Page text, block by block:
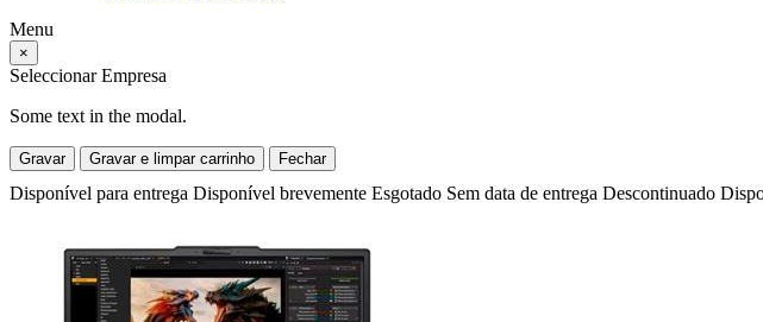
Menu
×
Seleccionar Empresa
Some text in the modal.
Gravar Gravar e limpar carrinho Fechar
Disponível para entrega Disponível brevemente Esgotado Sem data de entrega Descontinuado